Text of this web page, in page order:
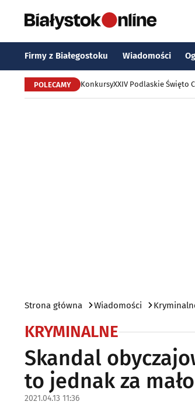
Firmy z Białegostoku Wiadomości
POLECAMY KonkursyXXIV Podlaskie Święto
Strona główna Wiadomości
KRYMINALNE
Skandal
to jednak za mało
2021.04.13 11:36